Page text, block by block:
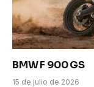
BMW F 900 GS
15 de julio de 2026